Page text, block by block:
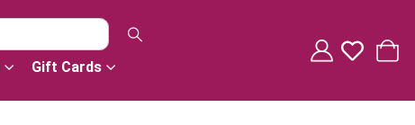
Gift Cards